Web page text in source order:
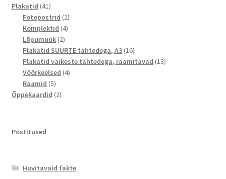
Plakatid 4141
toodet
Fotopostrid 22
toodet
Komplektid 44
Lõpumüük 22
toodet
Plakatid SUURTE tähtedega, A3 1616
toodet
Plakatid väikeste tähtedega, raamitavad 1313
Võõrkeelsed 44
Raamid 55
toodet
Õppekaardid 22
Postitused
Huvitavaid fakte